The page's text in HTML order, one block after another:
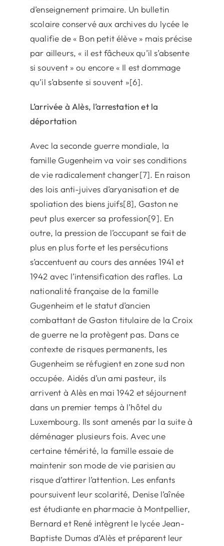
d’enseignement primaire. Un bulletin
scolaire conservé aux archives du lycée le
qualifie de « Bon petit élève » mais précise
par ailleurs, « il est fâcheux qu’il s’absente
si souvent » ou encore « Il est dommage
qu’il s’absente si souvent »[6].
L’arrivée à Alès, l’arrestation et la
déportation
Avec la seconde guerre mondiale, la
famille Gugenheim va voir ses conditions
de vie radicalement changer[7]. En raison
des lois anti-juives d’aryanisation et de
spoliation des biens juifs[8], Gaston ne
peut plus exercer sa profession[9]. En
outre, la pression de l’occupant se fait de
plus en plus forte et les persécutions
s’accentuent au cours des années 1941 et
1942 avec l’intensification des rafles. La
nationalité française de la famille
Gugenheim et le statut d’ancien
combattant de Gaston titulaire de la Croix
de guerre ne la protègent pas. Dans ce
contexte de risques permanents, les
Gugenheim se réfugient en zone sud non
occupée. Aidés d’un ami pasteur, ils
arrivent à Alès en mai 1942 et séjournent
dans un premier temps à l’hôtel du
Luxembourg. Ils sont amenés par la suite à
déménager plusieurs fois. Avec une
certaine témérité, la famille essaie de
maintenir son mode de vie parisien au
risque d’attirer l’attention. Les enfants
poursuivent leur scolarité, Denise l’aînée
est étudiante en pharmacie à Montpellier,
Bernard et René intègrent le lycée Jean-
Baptiste Dumas d’Alès et préparent leur